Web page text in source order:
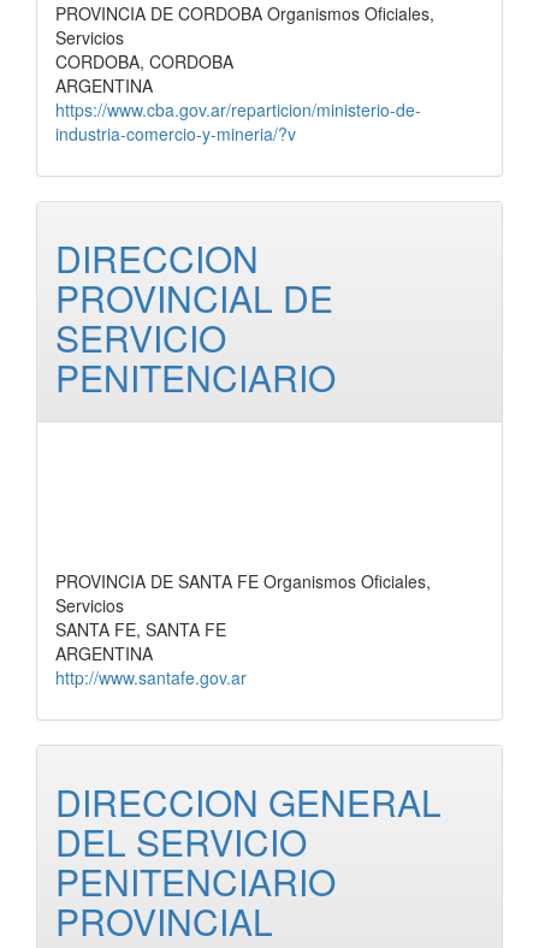
PROVINCIA DE CORDOBA Organismos Oficiales,
Servicios
CORDOBA, CORDOBA
ARGENTINA
https://www.cba.gov.ar/reparticion/ministerio-de-
industria-comercio-y-mineria/?v
DIRECCION
PROVINCIAL DE
SERVICIO
PENITENCIARIO
PROVINCIA DE SANTA FE Organismos Oficiales,
Servicios
SANTA FE, SANTA FE
ARGENTINA
http://www.santafe.gov.ar
DIRECCION GENERAL
DEL SERVICIO
PENITENCIARIO
PROVINCIAL